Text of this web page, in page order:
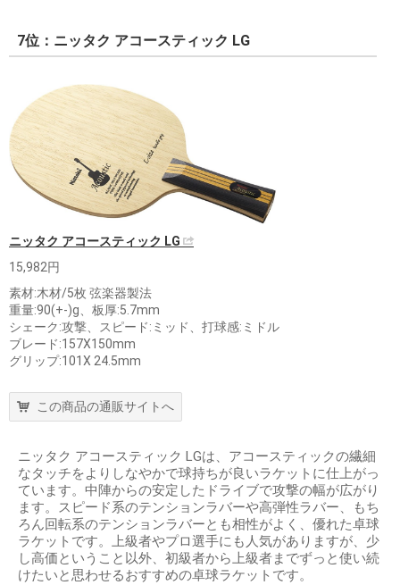
7位：ニッタク アコースティック LG
ニッタク アコースティック LG
15,982円
素材:木材/5枚 弦楽器製法
重量:90(+-)g、板厚:5.7mm
シェーク:攻撃、スピード:ミッド、打球感:ミドル
ブレード:157X150mm
グリップ:101X 24.5mm
この商品の通販サイトへ
ニッタク アコースティック LGは、アコースティックの繊細
なタッチをよりしなやかで球持ちが良いラケットに仕上がっ
ています。中陣からの安定したドライブで攻撃の幅が広がり
ます。スピード系のテンションラバーや高弾性ラバー、もち
ろん回転系のテンションラバーとも相性がよく、優れた卓球
ラケットです。上級者やプロ選手にも人気がありますが、少
し高価ということ以外、初級者から上級者までずっと使い続
けたいと思わせるおすすめの卓球ラケットです。